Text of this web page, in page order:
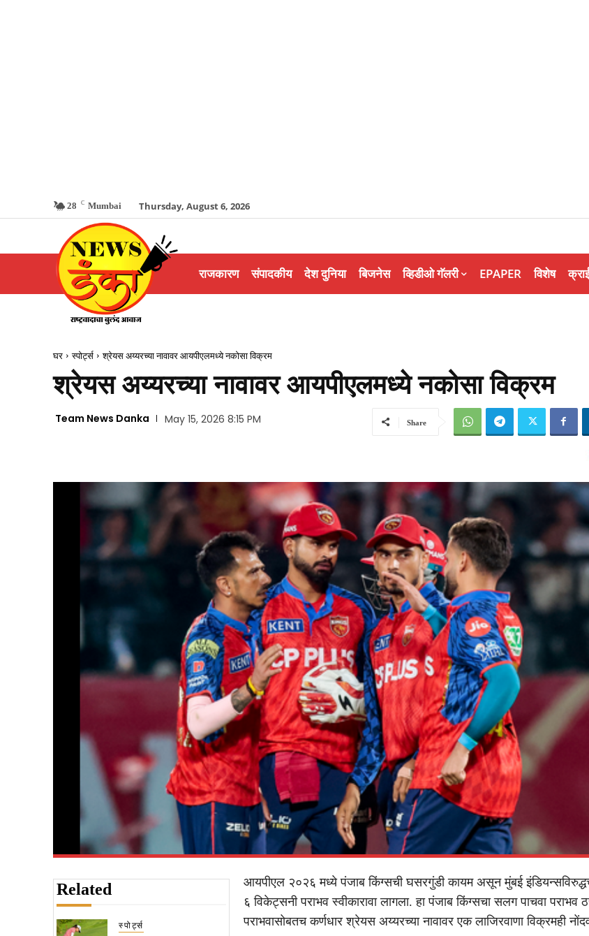
28 C Mumbai Thursday, August 6, 2026
राजकारण संपादकीय देश दुनिया बिजनेस व्हिडीओ गॅलरी EPAPER विशेष
घर स्पोर्ट्स श्रेयस अय्यरच्या नावावर आयपीएलमध्ये नकोसा विक्रम
श्रेयस अय्यरच्या नावावर आयपीएलमध्ये नकोसा विक्रम
Team News Danka May 15, 2026 8:15 PM Share
Related
स्पोर्ट्स
आयपीएल २०२६ मध्ये पंजाब किंग्सची घसरगुंडी कायम असून मुंबई
६ विकेट्सनी पराभव स्वीकारावा लागला. हा पंजाब किंग्सचा सलग पाचवा पराभव
पराभवासोबतच कर्णधार श्रेयस अय्यरच्या नावावर एक लाजिरवाणा विक्रमही